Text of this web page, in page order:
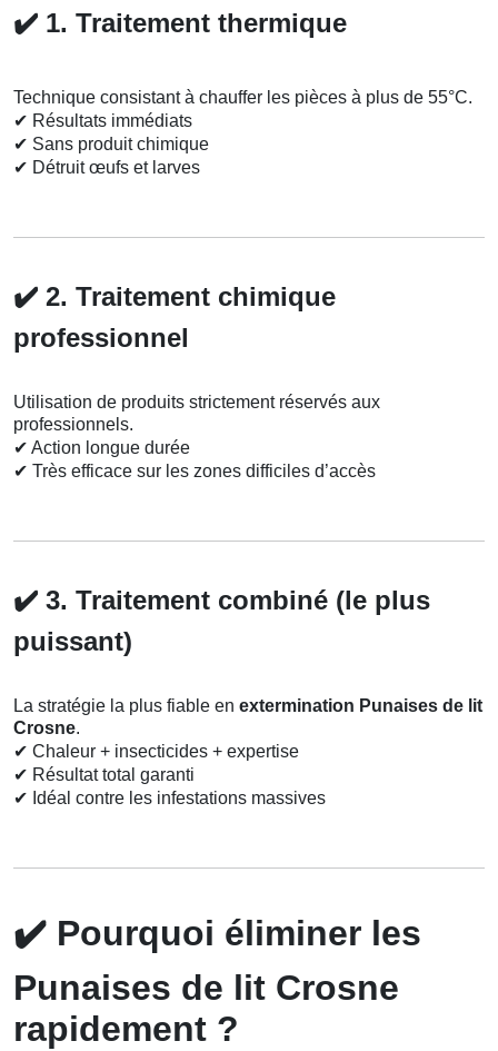
✔️ 1. Traitement thermique
Technique consistant à chauffer les pièces à plus de 55°C.
✔ Résultats immédiats
✔ Sans produit chimique
✔ Détruit œufs et larves
✔️ 2. Traitement chimique
professionnel
Utilisation de produits strictement réservés aux
professionnels.
✔ Action longue durée
✔ Très efficace sur les zones difficiles d’accès
✔️ 3. Traitement combiné (le plus
puissant)
La stratégie la plus fiable en extermination Punaises de lit
Crosne.
✔ Chaleur + insecticides + expertise
✔ Résultat total garanti
✔ Idéal contre les infestations massives
✔️ Pourquoi éliminer les
Punaises de lit Crosne
rapidement ?